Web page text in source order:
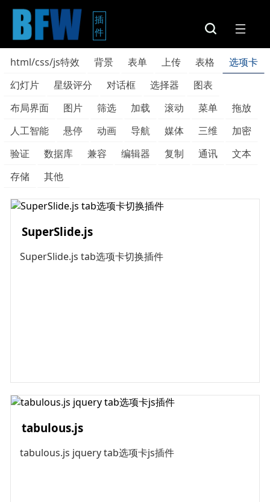
插
件
html/css/js特效 背景 表单 上传 表格
选项卡
幻灯片
星级评分 对话框 选择器
图表
布局界面
图片 筛选 加载 滚动 菜单
拖放
人工智能
悬停 动画 导航 媒体 三维
加密
验证
数据库 兼容 编辑器 复制 通讯
文本
存储
其他
SuperSlide.js
SuperSlide.js tab选项卡切换插件
tabulous.js
tabulous.js jquery tab选项卡js插件